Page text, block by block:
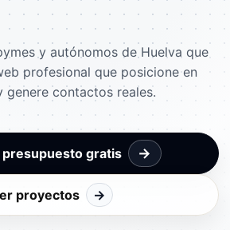
y autónomos de Huelva que
profesional que posicione en
genere contactos reales.
presupuesto gratis →
proyectos →